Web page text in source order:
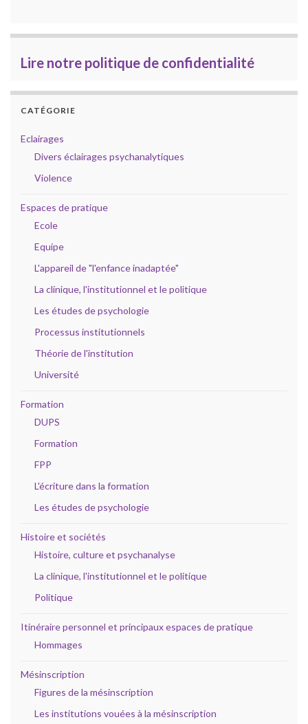
Lire notre politique de confidentialité
CATÉGORIE
Eclairages
Divers éclairages psychanalytiques
Violence
Espaces de pratique
Ecole
Equipe
L'appareil de "l'enfance inadaptée"
La clinique, l'institutionnel et le politique
Les études de psychologie
Processus institutionnels
Théorie de l'institution
Université
Formation
DUPS
Formation
FPP
L'écriture dans la formation
Les études de psychologie
Histoire et sociétés
Histoire, culture et psychanalyse
La clinique, l'institutionnel et le politique
Politique
Itinéraire personnel et principaux espaces de pratique
Hommages
Mésinscription
Figures de la mésinscription
Les institutions vouées à la mésinscription